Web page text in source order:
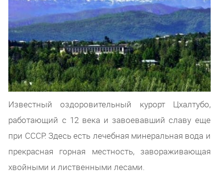
Известный оздоровительный курорт Цхалтубо,
работающий с 12 века и завоевавший славу еще
при СССР. Здесь есть лечебная минеральная вода и
прекрасная горная местность, завораживающая
хвойными и лиственными лесами.